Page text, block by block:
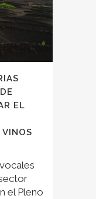
EL
el Pleno